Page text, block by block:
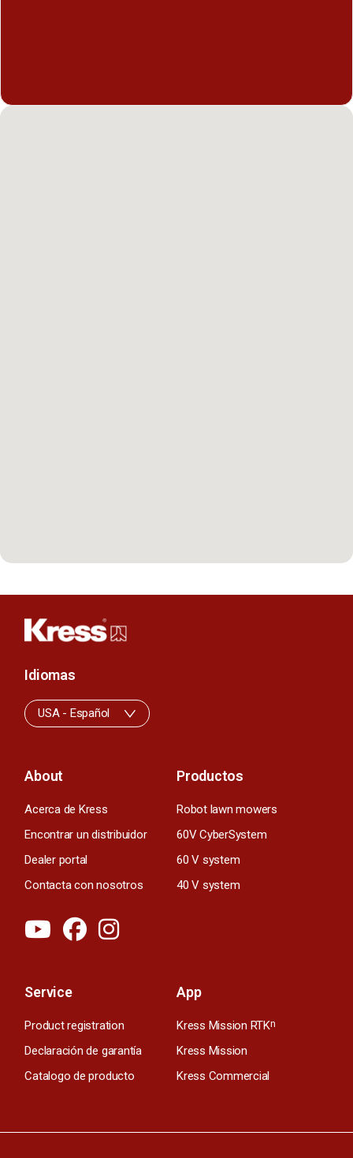
About
Acerca de Kress
Encontrar un distribuidor
Dealer portal
Contacta con nosotros
Productos
Robot lawn mowers
60V CyberSystem
60 V system
40 V system
Service
Product registration
Declaración de garantía
Catalogo de producto
App
Kress Mission RTKn
Kress Mission
Kress Commercial
Idiomas
USA - Español